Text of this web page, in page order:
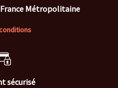
Métropolitaine
sécurisé